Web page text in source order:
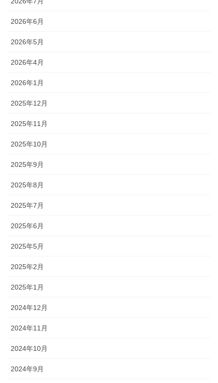
2026年6月
2026年5月
2026年4月
2026年1月
2025年12月
2025年11月
2025年10月
2025年9月
2025年8月
2025年7月
2025年6月
2025年5月
2025年2月
2025年1月
2024年12月
2024年11月
2024年10月
2024年9月